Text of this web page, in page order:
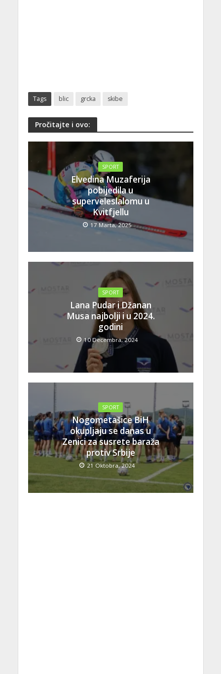
Tags blic grcka skibe
Pročitajte i ovo:
SPORT
Elvedina Muzaferija
pobijedila u
superveleslalomu u
Kvitfjellu
17 Marta, 2025
SPORT
Lana Pudar i Džanan
Musa najbolji i u 2024.
godini
10 Decembra, 2024
SPORT
Nogometašice BiH
okupljaju se danas u
Zenici za susrete baraža
protiv Srbije
21 Oktobra, 2024